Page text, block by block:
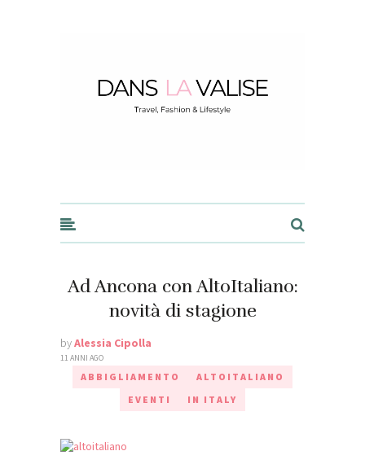
Ad Ancona con AltoItaliano:
novità di stagione
byAlessia Cipolla
11 ANNI AGO
ABBIGLIAMENTO
ALTOITALIANO
EVENTI
IN ITALY